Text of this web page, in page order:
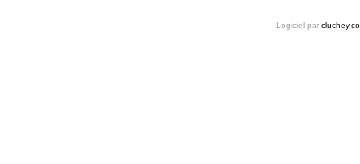
Logiciel par